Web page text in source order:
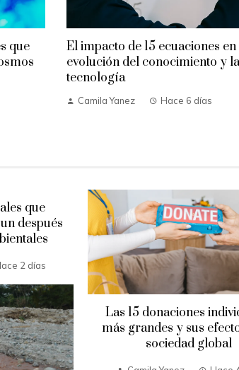
que
El impacto de 15 ecuaciones en
evolución del conocimiento y la
tecnología
Camila Yanez Hace 6 días
que
después
2 días
Las 15 donaciones
más grandes y sus
sociedad global